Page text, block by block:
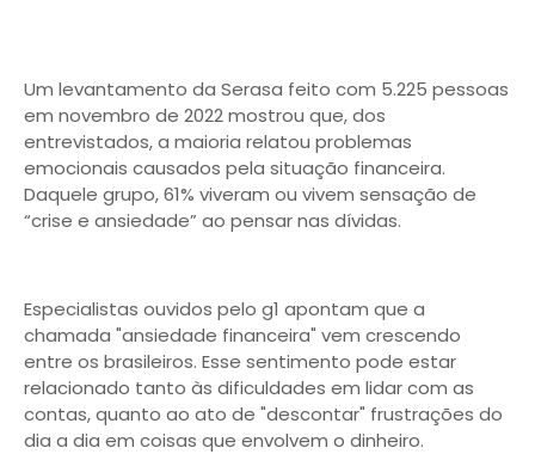
Um levantamento da Serasa feito com 5.225 pessoas
em novembro de 2022 mostrou que, dos
entrevistados, a maioria relatou problemas
emocionais causados pela situação financeira.
Daquele grupo, 61% viveram ou vivem sensação de
“crise e ansiedade” ao pensar nas dívidas.
Especialistas ouvidos pelo g1 apontam que a
chamada "ansiedade financeira" vem crescendo
entre os brasileiros. Esse sentimento pode estar
relacionado tanto às dificuldades em lidar com as
contas, quanto ao ato de "descontar" frustrações do
dia a dia em coisas que envolvem o dinheiro.